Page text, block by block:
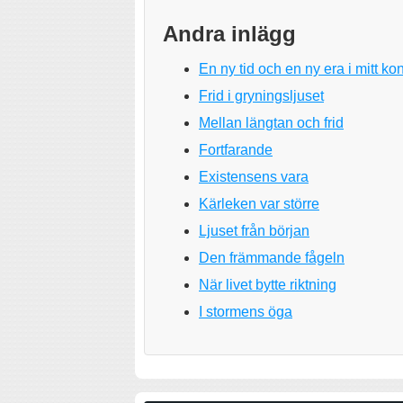
Andra inlägg
En ny tid och en ny era i mitt
Frid i gryningsljuset
Mellan längtan och frid
Fortfarande
Existensens vara
Kärleken var större
Ljuset från början
Den främmande fågeln
När livet bytte riktning
I stormens öga